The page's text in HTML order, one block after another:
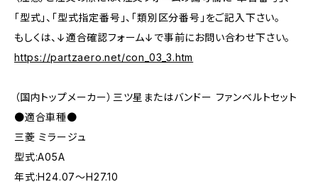
「型式」、「型式指定番号」、「類別区分番号」をご記入下さい。
もしくは、↓適合確認フォーム↓で事前にお問い合わせ下さい。
https://partzaero.net/con_03_3.htm
（国内トップメーカー）三ツ星またはバンドー ファンベルトセット
●適合車種●
三菱 ミラージュ
型式:A05A
年式:H24.07～H27.10